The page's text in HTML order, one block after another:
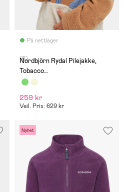
På nettlager
(6)
Nordbjörn Rydal Pilejakke,
Tobacco
Brown/Stonewash/Oatmeal
259 kr
Veil. Pris: 629 kr
Nyhet